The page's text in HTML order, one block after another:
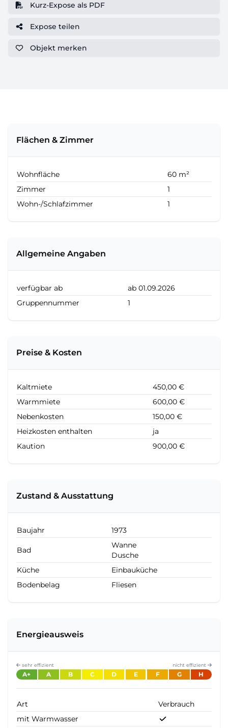
Kurz-Expose als PDF
Expose teilen
Objekt merken
Flächen & Zimmer
Wohnfläche
60 m²
Zimmer
1
Wohn-/Schlafzimmer
1
Allgemeine Angaben
verfügbar ab
ab 01.09.2026
Gruppennummer
1
Preise & Kosten
Kaltmiete
450,00 €
Warmmiete
600,00 €
Nebenkosten
150,00 €
Heizkosten enthalten
ja
Kaution
900,00 €
Zustand & Ausstattung
Baujahr 1973
Bad
Wanne
Dusche
Küche
Einbauküche
Bodenbelag
Fliesen
Energieausweis
sehr effizient nicht effizient
A+ A B C D E F G H
Art
Verbrauch
mit Warmwasser